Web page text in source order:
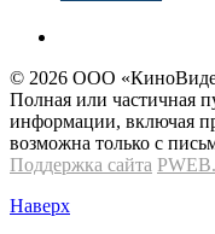
© 2026 OOО
Полная или частичная
информации, включая
возможна только с
Поддержка сайта
Наверх